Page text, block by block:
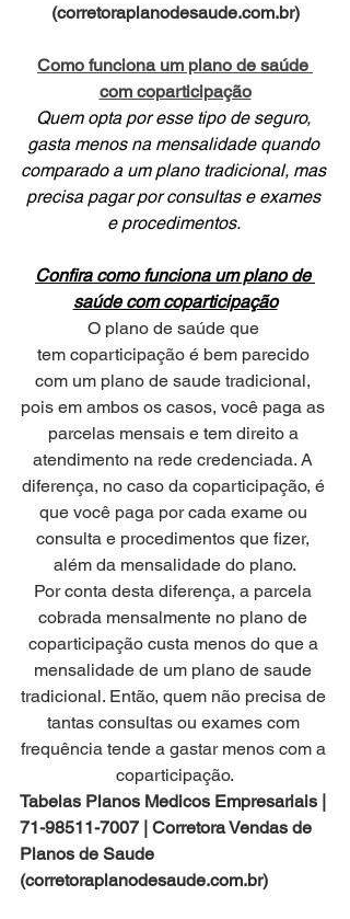
(corretoraplanodesaude.com.br)
Como funciona um plano de saúde
com coparticipação
Quem opta por esse tipo de seguro,
gasta menos na mensalidade quando
comparado a um plano tradicional, mas
precisa pagar por consultas e exames
e procedimentos.
Confira como funciona um plano de
saúde com coparticipação
O plano de saúde que
tem coparticipação é bem parecido
com um plano de saude tradicional,
pois em ambos os casos, você paga as
parcelas mensais e tem direito a
atendimento na rede credenciada. A
diferença, no caso da coparticipação, é
que você paga por cada exame ou
consulta e procedimentos que fizer,
além da mensalidade do plano.
Por conta desta diferença, a parcela
cobrada mensalmente no plano de
coparticipação custa menos do que a
mensalidade de um plano de saude
tradicional. Então, quem não precisa de
tantas consultas ou exames com
frequência tende a gastar menos com a
coparticipação.
Tabelas Planos Medicos Empresariais |
71-98511-7007 | Corretora Vendas de
Planos de Saude
(corretoraplanodesaude.com.br)